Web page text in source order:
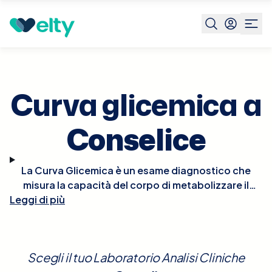
Prenota visita Conselice
Curva glicemica a
Conselice
La Curva Glicemica è un esame diagnostico che
misura la capacità del corpo di metabolizzare il
glucosio nel tempo, attraverso la somministrazione
diagnosticare o monitorare il diabete. Prima
Leggi di più
Scegli il tuo Laboratorio Analisi Cliniche